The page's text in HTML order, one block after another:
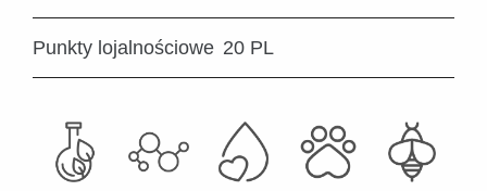
Punkty lojalnościowe 20 PL